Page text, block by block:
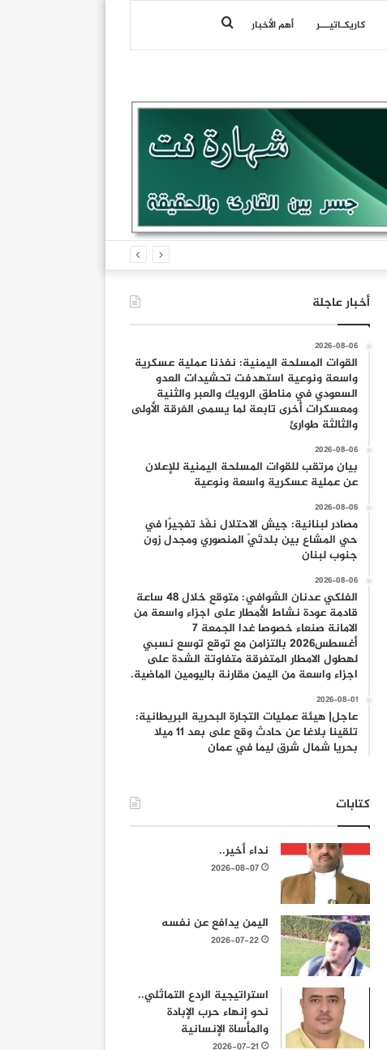
كاريكـاتيـــر أهم الأخبار بحث
أخبار عاجلة
2026-08-06
القوات المسلحة اليمنية: نفذنا عملية عسكرية
واسعة ونوعية استهدفت تحشيدات العدو
السعودي في مناطق الرويك والعبر والثنية
ومعسكرات أخرى تابعة لما يسمى الفرقة الأولى
والثالثة طوارئ
2026-08-06
بيان مرتقب للقوات المسلحة اليمنية للإعلان
عن عملية عسكرية واسعة ونوعية
2026-08-06
مصادر لبنانية: جيش الاحتلال نفّذ تفجيرًا في
حي المشاع بين بلدتَيْ المنصوري ومجدل زون
جنوب لبنان
2026-08-06
الفلكي عدنان الشوافي: متوقع خلال 48 ساعة
قادمة عودة نشاط الأمطار على اجزاء واسعة من
الامانة صنعاء خصوصا غدا الجمعة 7
أغسطس2026 بالتزامن مع توقع توسع نسبي
لهطول الامطار المتفرقة متفاوتة الشدة على
اجزاء واسعة من اليمن مقارنة باليومين الماضية.
2026-08-01
عاجل| هيئة عمليات التجارة البحرية البريطانية:
تلقينا بلاغا عن حادث وقع على بعد 11 ميلا
بحريا شمال شرق ليما في عمان
كتابات
نداء أخير..
2026-08-07
اليمن يدافع عن نفسه
2026-07-22
استراتيجية الردع التماثلي..
نحو إنهاء حرب الإبادة
والمأساة الإنسانية